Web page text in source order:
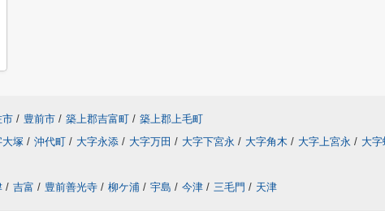
市 / 豊前市 / 築上郡吉富町 / 築上郡上毛町
大塚 / 沖代町 / 大字永添 / 大字万田 / 大字下宮永 / 大字角木 / 大字上宮永 / 大
/ 吉富 / 豊前善光寺 / 柳ケ浦 / 宇島 / 今津 / 三毛門 / 天津